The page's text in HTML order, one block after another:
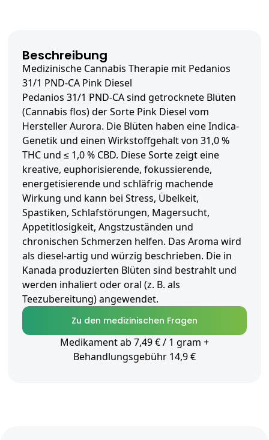
Beschreibung
Medizinische Cannabis Therapie mit Pedanios
31/1 PND-CA Pink Diesel
Pedanios 31/1 PND-CA sind getrocknete Blüten
(Cannabis flos) der Sorte Pink Diesel vom
Hersteller Aurora. Die Blüten haben eine Indica-
Genetik und einen Wirkstoffgehalt von 31,0 %
THC und ≤ 1,0 % CBD. Diese Sorte zeigt eine
kreative, euphorisierende, fokussierende,
energetisierende und schläfrig machende
Wirkung und kann bei Stress, Übelkeit,
Spastiken, Schlafstörungen, Magersucht,
Appetitlosigkeit, Angstzuständen und
chronischen Schmerzen helfen. Das Aroma wird
als diesel-artig und würzig beschrieben. Die in
Kanada produzierten Blüten sind bestrahlt und
werden inhaliert oder oral (z. B. als
Teezubereitung) angewendet.
Zu den medizinischen Fragen
Medikament ab 7,49 € / 1 gram +
Behandlungsgebühr 14,9 €